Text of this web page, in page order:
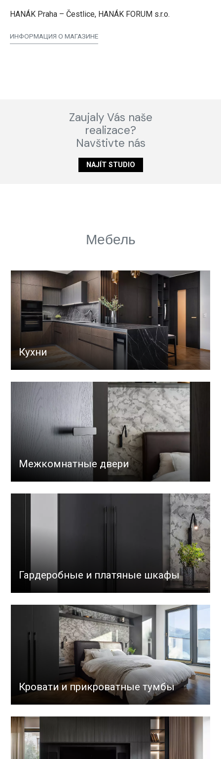
HANÁK Praha – Čestlice, HANÁK FORUM s.r.o.
ИНФОРМАЦИЯ О МАГАЗИНЕ
Zaujaly Vás naše
realizace?
Navštivte nás
NAJÍT STUDIO
Мебель
Кухни
Межкомнатные двери
Гардеробные и платяные шкафы
Кровати и прикроватные тумбы